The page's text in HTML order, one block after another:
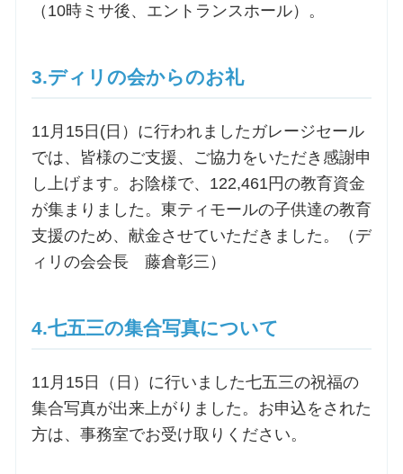
交通・アクセス
ご利用にあたって
交通・アクセス
（10時ミサ後、エントランスホール）。
3.ディリの会からのお礼
11月15日(日）に行われましたガレージセール
では、皆様のご支援、ご協力をいただき感謝申
し上げます。お陰様で、122,461円の教育資金
が集まりました。東ティモールの子供達の教育
支援のため、献金させていただきました。（デ
ィリの会会長 藤倉彰三）
4.七五三の集合写真について
11月15日（日）に行いました七五三の祝福の
集合写真が出来上がりました。お申込をされた
方は、事務室でお受け取りください。